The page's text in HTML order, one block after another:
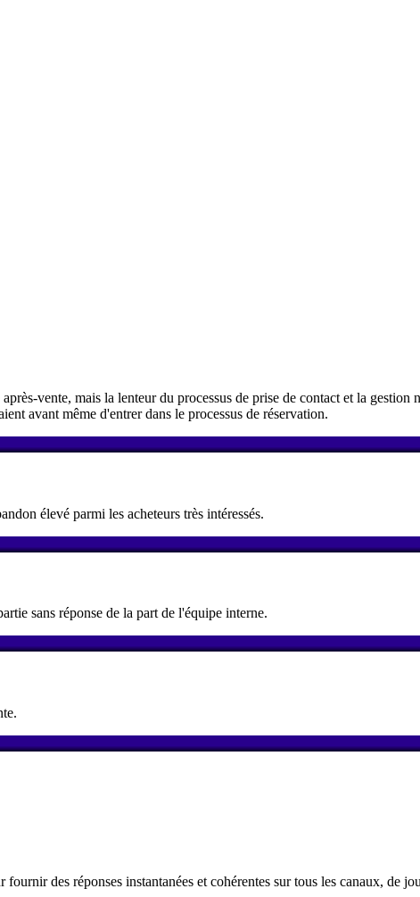
vente, mais la lenteur du processus de prise de contact et la gestion
avant même d'entrer dans le processus de réservation.
élevé parmi les acheteurs très intéressés.
sans réponse de la part de l'équipe interne.
des réponses instantanées et cohérentes sur tous les canaux, de